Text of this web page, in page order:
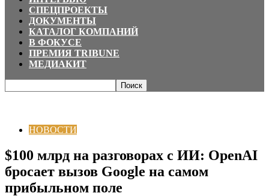
СПЕЦПРОЕКТЫ
ДОКУМЕНТЫ
КАТАЛОГ КОМПАНИЙ
В ФОКУСЕ
ПРЕМИЯ TRIBUNE
МЕДИАКИТ
НОВОСТИ
$100 млрд на разговорах с ИИ: OpenAI
бросает вызов Google на самом
прибыльном поле